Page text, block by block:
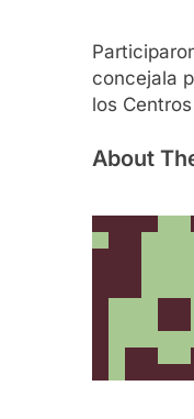
concejala
los
About